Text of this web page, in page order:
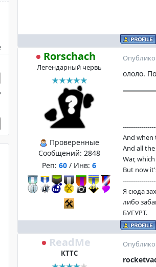
Rorschach
Легендарный червь
Проверенные
Сообщений: 2848
Реп: 60 / Инв: 6
ололо.
And when
And all
War,
But now
Я сюда
либо
БУГУРТ.
ReadMe
КТТС